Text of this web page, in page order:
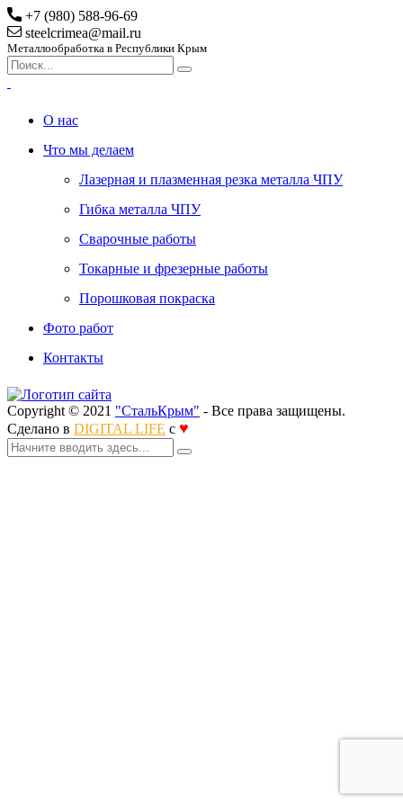
+7 (980) 588-96-69
steelcrimea@mail.ru
Металлообработка в Республики Крым
О нас
Что мы делаем
Лазерная и плазменная резка металла ЧПУ
Гибка металла ЧПУ
Сварочные работы
Токарные и фрезерные работы
Порошковая покраска
Фото работ
Контакты
Copyright © 2021 "СтальКрым" - Все права защищены.
Сделано в DIGITAL LIFE с ♥